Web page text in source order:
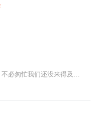
旅途总有一天会迎来终点，不必匆忙我们还没来得及说再见，所以我不会把它当作离别当你重新踏上旅途之后，一定要记得旅途本身的意义。提瓦特的飞鸟、诗和城邦，女皇愚人和怪...